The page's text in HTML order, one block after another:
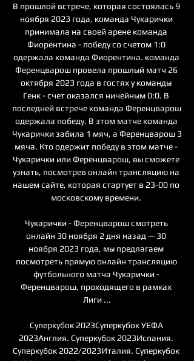
В прошлой встрече, которая состоялась 9
ноября 2023 года, команда Чукарички
принимала на своей арене команда
Фиорентина - победу со счетом 1:0
одержала команда Фиорентина. команда
Ференцварош провела прошлый матч 26
октября 2023 года в гостях у команды
Генк - счет оказался ничейным 0:0. В
последней встрече команда Ференцварош
одержала победу. В этом матче команда
Чукарички забила 1 мяч, а Ференцварош 3
мяча. Кто одержит победу в этом матче -
Чукарички или Ференцварош, вы сможете
узнать, посмотрев онлайн трансляцию на
нашем сайте, которая стартует в 23-00 по
московскому времени.
Чукарички - Ференцварош смотреть
онлайн 30 ноября 2 дня назад — 30
ноября 2023 года, мы предлагаем
посмотреть прямую онлайн трансляцию
футбольного матча Чукарички -
Ференцварош, проходящего в рамках
Лиги ...
Суперкубок 2023Суперкубок УЕФА
2023Англия. Суперкубок 2023Испания.
Суперкубок 2022/2023Италия. Суперкубок